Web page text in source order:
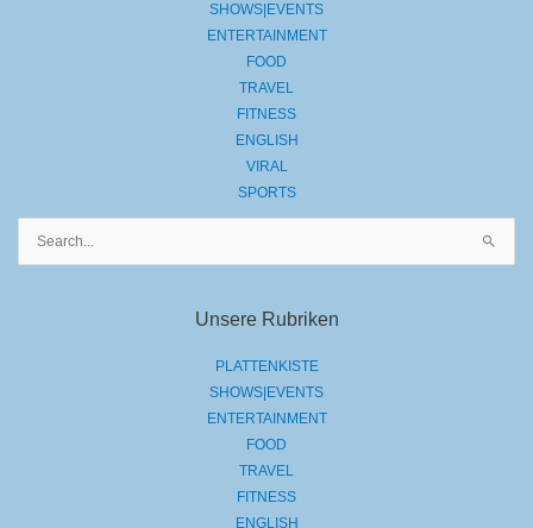
SHOWS|EVENTS
ENTERTAINMENT
FOOD
TRAVEL
FITNESS
ENGLISH
VIRAL
SPORTS
Unsere Rubriken
PLATTENKISTE
SHOWS|EVENTS
ENTERTAINMENT
FOOD
TRAVEL
FITNESS
ENGLISH